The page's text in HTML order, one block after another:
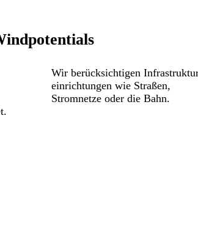
Wir berücksichtigen
einrichtungen wie Straßen,
Stromnetze oder die Bahn.